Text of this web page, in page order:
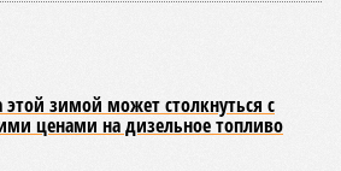
этой зимой может столкнуться с
ценами на дизельное топливо